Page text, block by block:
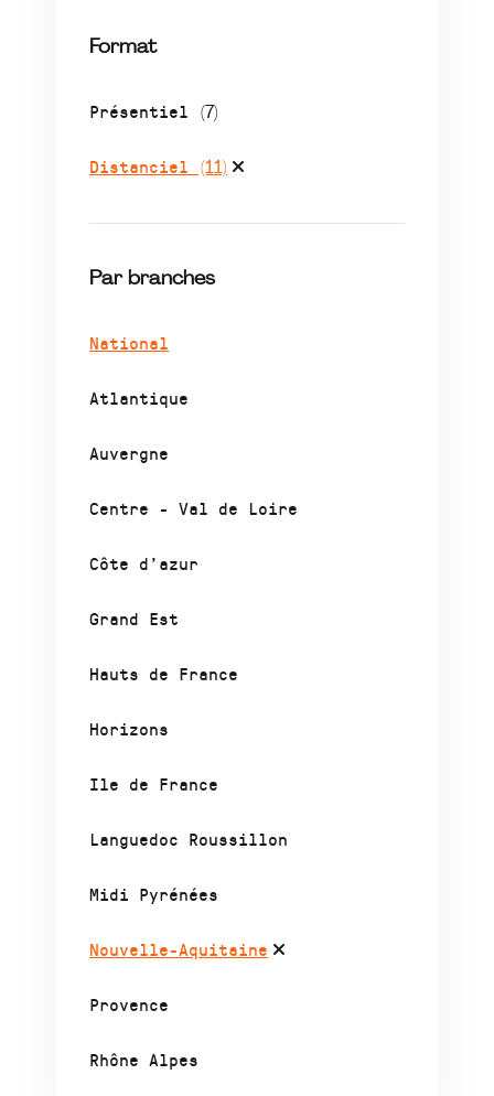
Format
Présentiel (7)
Distanciel (11)
Par branches
National
Atlantique
Auvergne
Centre - Val de Loire
Côte d’azur
Grand Est
Hauts de France
Horizons
Ile de France
Languedoc Roussillon
Midi Pyrénées
Nouvelle-Aquitaine
Provence
Rhône Alpes